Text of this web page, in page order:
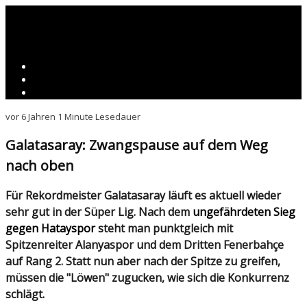
vor 6 Jahren 1 Minute Lesedauer
Galatasaray: Zwangspause auf dem Weg
nach oben
Für Rekordmeister Galatasaray läuft es aktuell wieder
sehr gut in der Süper Lig. Nach dem ungefährdeten Sieg
gegen Hataysporsteht man punktgleich mit
Spitzenreiter Alanyaspor und dem Dritten Fenerbahçe
auf Rang 2. Statt nun aber nach der Spitze zu greifen,
müssen die "Löwen" zugucken, wie sich die Konkurrenz
schlägt.